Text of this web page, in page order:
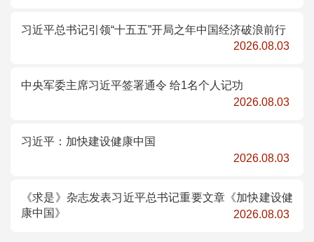
习近平总书记引领“十五五”开局之年中国经济破浪前行
2026.08.03
中央军委主席习近平签署通令 给1名个人记功
2026.08.03
习近平：加快建设健康中国
2026.08.03
《求是》杂志发表习近平总书记重要文章《加快建设健
康中国》
2026.08.03